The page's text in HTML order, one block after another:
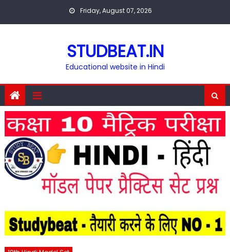
Friday, August 07, 2026
STUDBEAT.IN
Educational website in Hindi